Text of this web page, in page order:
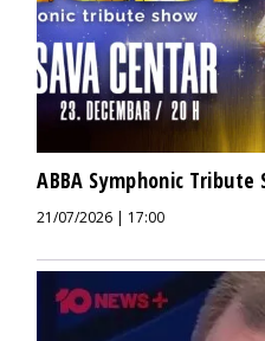
ABBA Symphonic
21/07/2026 | 17:00